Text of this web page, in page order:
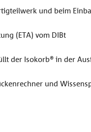
und beim
(ETA) vom DIBt
der Isokorb® in der
und